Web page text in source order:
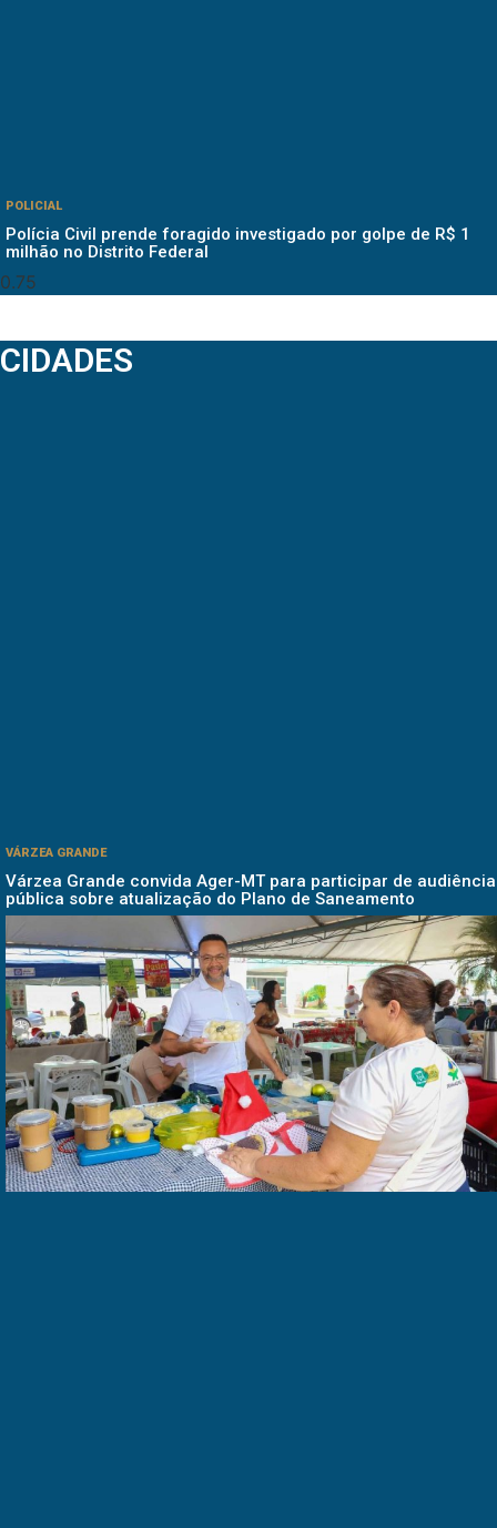
POLICIAL
Polícia Civil prende foragido investigado por golpe de R$ 1
milhão no Distrito Federal
CIDADES
VÁRZEA GRANDE
Várzea Grande convida Ager-MT para participar de audiência
pública sobre atualização do Plano de Saneamento